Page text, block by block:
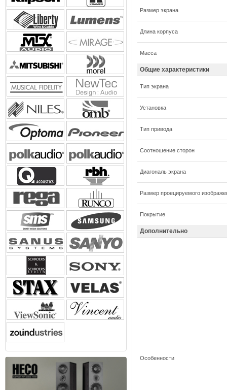
Размер экрана
Длина корпуса
Масса
Общие характеристики
Тип экрана
Установка
Тип привода
Соотношение сторон
Диагональ экрана
Размер проецируемого
Покрытие
Дополнительно
Особенности